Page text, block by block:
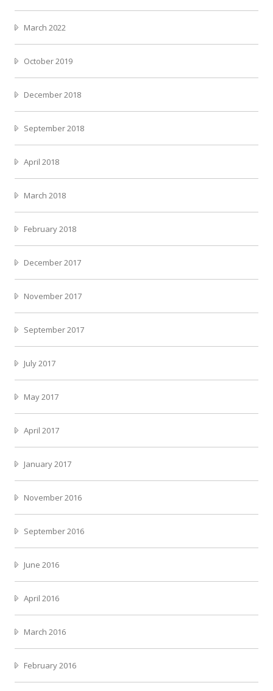
March 2022
October 2019
December 2018
September 2018
April 2018
March 2018
February 2018
December 2017
November 2017
September 2017
July 2017
May 2017
April 2017
January 2017
November 2016
September 2016
June 2016
April 2016
March 2016
February 2016